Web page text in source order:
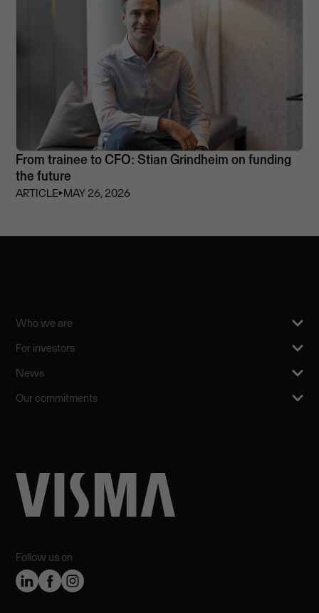
From trainee to CFO: Stian Grindheim on funding
the future
ARTICLE⏵MAY 26, 2026
Follow us on
Who we are
For investors
News
Our commitments